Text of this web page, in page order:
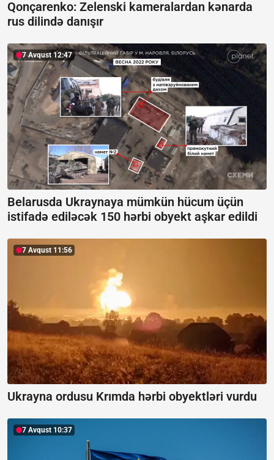
Qonçarenko: Zelenski kameralardan kənarda
rus dilində danışır
7 Avqust 12:47
Belarusda Ukraynaya mümkün hücum üçün
istifadə ediləcək 150 hərbi obyekt aşkar edildi
7 Avqust 11:56
Ukrayna ordusu Krımda hərbi obyektləri vurdu
7 Avqust 10:37